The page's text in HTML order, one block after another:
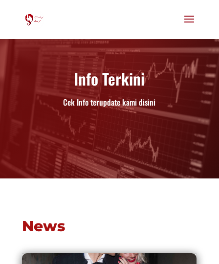
Info Terkini
Cek Info terupdate kami disini
News